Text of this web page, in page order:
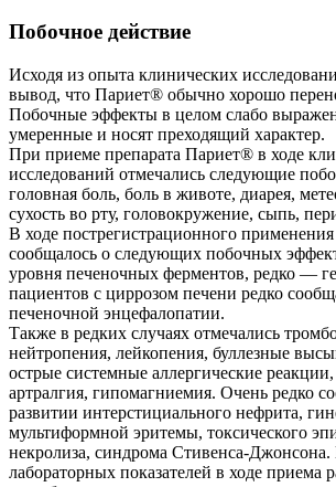
Побочное действие
Исходя из опыта клинических
вывод, что Париет® обычно хорошо
Побочные эффекты в целом слабо
умеренные и носят преходящий характер.
При приеме препарата Париет® в ходе
исследований отмечались следующие
головная боль, боль в животе, диарея,
сухость во рту, головокружение, сыпь,
В ходе пострегистрационного применения
сообщалось о следующих побочных
уровня печеночных ферментов, редко —
пациентов с циррозом печени редко
печеночной энцефалопатии.
Также в редких случаях отмечались
нейтропения, лейкопения, буллезные
острые системные аллергические
артралгия, гипомагниемия. Очень редко
развитии интерстициального нефрита,
мультиформной эритемы, токсического
некролиза, синдрома Стивенса-
лабораторных показателей в ходе приема